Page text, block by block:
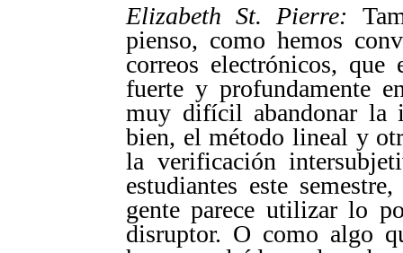
Elizabeth St. Pierre:
pienso, como hemos
correos electrónicos, que
fuerte y profundamente
muy difícil abandonar la
bien, el método lineal y
la verificación
estudiantes este
gente parece utilizar lo
disruptor. O como algo